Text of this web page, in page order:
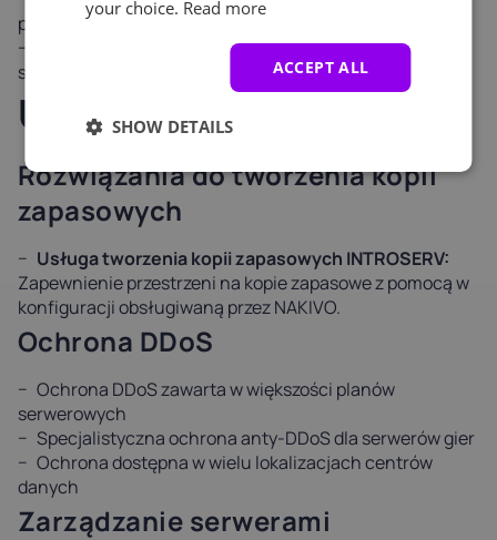
profesjonalnego zarządzania obiektem
Użytkownicy wymagający bezpośredniej kontroli
sprzętu z infrastrukturą klasy centrum danych
Usługi dodatkowe
Rozwiązania do tworzenia kopii
zapasowych
Usługa tworzenia kopii zapasowych INTROSERV:
Zapewnienie przestrzeni na kopie zapasowe z pomocą w
konfiguracji obsługiwaną przez NAKIVO.
Ochrona DDoS
Ochrona DDoS zawarta w większości planów
serwerowych
Specjalistyczna ochrona anty-DDoS dla serwerów gier
Ochrona dostępna w wielu lokalizacjach centrów
danych
Zarządzanie serwerami
your choice. Read more
ACCEPT ALL
SHOW DETAILS